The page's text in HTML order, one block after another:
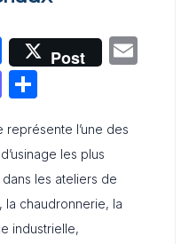
de compétences
pour les 10
du marketing les plus
F
a
c
e
b
o
o
Post
M
st
o
d
o
ta
g
er
représente l’une des
les plus
les ateliers de
la chaudronnerie, la
industrielle,